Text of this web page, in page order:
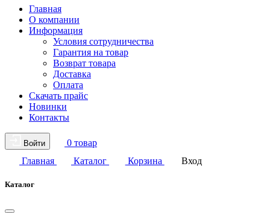
Главная
О компании
Информация
Условия сотрудничества
Гарантия на товар
Возврат товара
Доставка
Оплата
Скачать прайс
Новинки
Контакты
Войти
0 товар
Главная
Каталог Корзина Вход
Каталог